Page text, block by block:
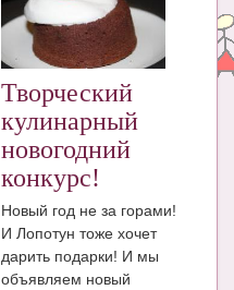
Творческий
кулинарный
новогодний
конкурс!
Новый год не за горами!
И Лопотун тоже хочет
дарить подарки! И мы
объявляем новый